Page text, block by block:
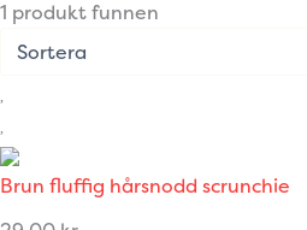
1 produkt funnen
Brun fluffig hårsnodd scrunchie